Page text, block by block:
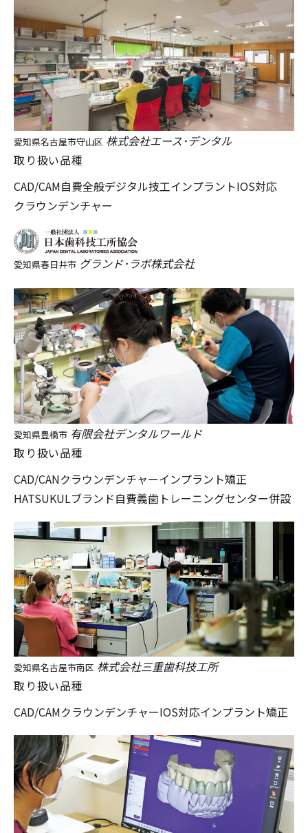
愛知県名古屋市守山区 株式会社エース･デンタル
取り扱い品種
CAD/CAM自費全般デジタル技工インプラントIOS対応
クラウンデンチャー
愛知県春日井市 グランド･ラボ株式会社
愛知県豊橋市 有限会社デンタルワールド
取り扱い品種
CAD/CANクラウンデンチャーインプラント矯正
HATSUKULブランド自費義歯 トレーニングセンター併設
愛知県名古屋市南区 株式会社三重歯科技工所
取り扱い品種
CAD/CAMクラウンデンチャーIOS対応インプラント矯正